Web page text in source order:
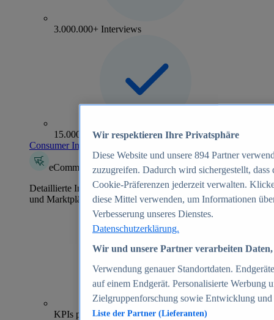
3.000.000+ Interviews
15.000+ Marken
Consumer Insights entdecken
eCommerce Insights
Detaillierte Informationen zu mehr als 39.000 Online-Shops
und Marktplätzen
70+
KPIs pro Shop
Wir respektieren Ihre Privatsphäre
Diese Website und unsere 894 Partner
zuzugreifen. Dadurch wird sichergestellt,
Cookie-Präferenzen jederzeit verwalten.
diese Mittel verwenden, um Informationen
Verbesserung unseres Dienstes.
Datenschutzerklärung.
Wir und unsere Partner verarbeiten
Verwendung genauer Standortdaten.
auf einem Endgerät. Personalisierte Werbung
Zielgruppenforschung sowie Entwicklung
Liste der Partner (Lieferanten)